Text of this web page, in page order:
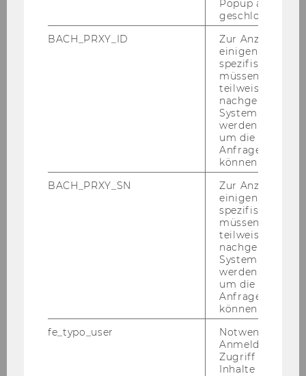
Bi­blio­theks­aus­
2. Öff­nen Sie den WU Ka­ta­log:
ka­ta­
3. Mel­den Sie sich mit Ihrer Bi­blio­theks­ken­
4. Kli­cken Sie in der Me­nü­leis­te ober­halb des
5. Fül­len Sie das For­mu­lar aus und be­stä­ti­gen
Popup
geschlossen
BACH_PRXY_ID
Zur Anzeige von
einigen WU-
spezifischen
müssen
teilweise von
nachgelagerten
System
werden.
um die Antwort
Anfrage
können.
BACH_PRXY_SN
Zur Anzeige von
einigen WU-
spezifischen
müssen
teilweise von
nachgelagerten
System
werden.
um die Antwort
Anfrage
können.
fe_typo_user
Notwendig für
Anmeldung und
Zugriff auf
Inhalte oder zur